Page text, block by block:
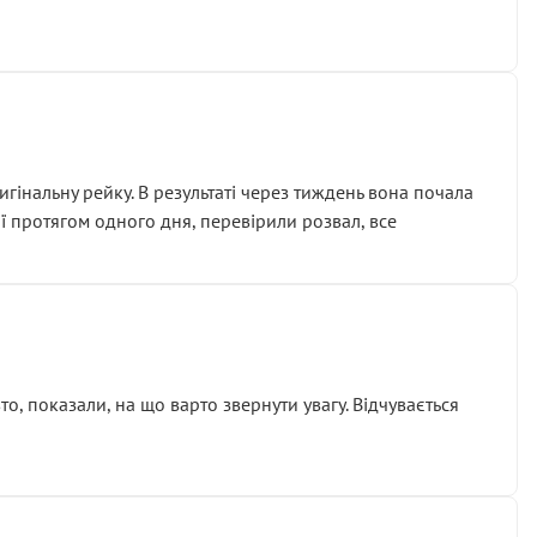
рейку. В результаті через тиждень вона почала
протягом одного дня, перевірили розвал, все
на що варто звернути увагу. Відчувається